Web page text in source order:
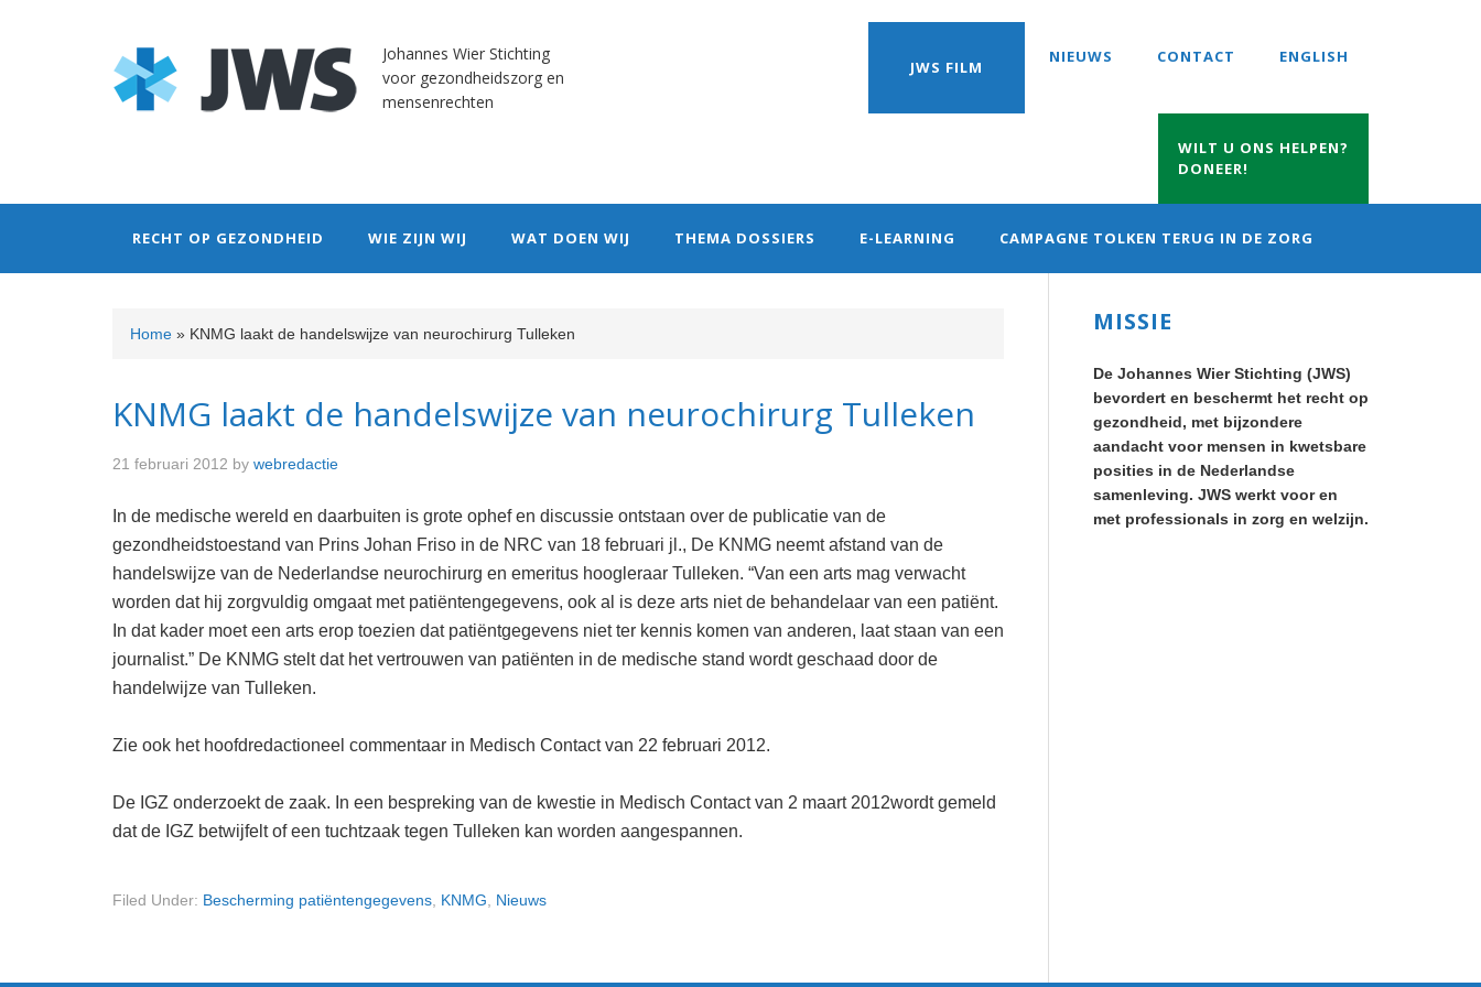
Johannes Wier Stichting
voor gezondheidszorg en
mensenrechten
JWS FILM
NIEUWS CONTACT ENGLISH
WILT U ONS HELPEN?
DONEER!
RECHT OP GEZONDHEID WIE ZIJN WIJ WAT DOEN WIJ THEMA DOSSIERS E-LEARNING CAMPAGNE TOLKEN TERUG IN DE ZORG
Home » KNMG laakt de handelswijze van neurochirurg Tulleken
KNMG laakt de handelswijze van neurochirurg Tulleken
21 februari 2012 by webredactie
In de medische wereld en daarbuiten is grote ophef en discussie ontstaan over de publicatie van de
gezondheidstoestand van Prins Johan Friso in de NRC van 18 februari jl., De KNMG neemt afstand van de
handelswijze van de Nederlandse neurochirurg en emeritus hoogleraar Tulleken. “Van een arts mag verwacht
worden dat hij zorgvuldig omgaat met patiëntengegevens, ook al is deze arts niet de behandelaar van een patiënt.
In dat kader moet een arts erop toezien dat patiëntgegevens niet ter kennis komen van anderen, laat staan van een
journalist.” De KNMG stelt dat het vertrouwen van patiënten in de medische stand wordt geschaad door de
handelwijze van Tulleken.
Zie ook het hoofdredactioneel commentaar in Medisch Contact van 22 februari 2012.
De IGZ onderzoekt de zaak. In een bespreking van de kwestie in Medisch Contact van 2 maart 2012wordt gemeld
dat de IGZ betwijfelt of een tuchtzaak tegen Tulleken kan worden aangespannen.
Filed Under: Bescherming patiëntengegevens KNMG Nieuws
Primary
MISSIE
De Johannes Wier Stichting (JWS)
bevordert en beschermt het recht op
gezondheid, met bijzondere
aandacht voor mensen in kwetsbare
posities in de Nederlandse
samenleving. JWS werkt voor en
met professionals in zorg en welzijn.